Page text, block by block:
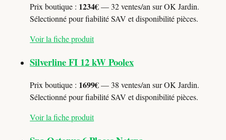
Prix boutique : 1234€— 32 ventes/an sur OK Jardin.
Sélectionné pour fiabilité SAV et disponibilité pièces.
Voir la fiche produit
Silverline FI 12 kW Poolex
Prix boutique : 1699€— 38 ventes/an sur OK Jardin.
Sélectionné pour fiabilité SAV et disponibilité pièces.
Voir la fiche produit